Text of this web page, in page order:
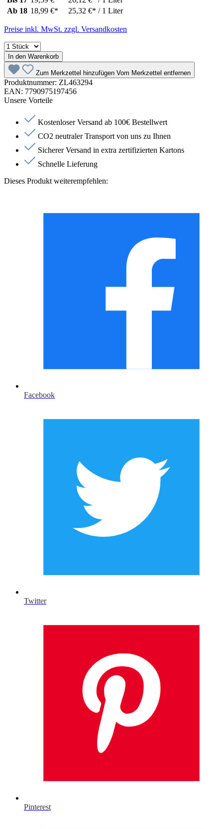
Ab 18 18,99 €* 25,32 €* / 1 Liter
Preise inkl. MwSt. zzgl. Versandkosten
In den Warenkorb
Zum Merkzettel hinzufügen Vom Merkzettel entfernen
Produktnummer: ZL463294
EAN: 7790975197456
Unsere Vorteile
Kostenloser Versand ab 100€ Bestellwert
CO2 neutraler Transport von uns zu Ihnen
Sicherer Versand in extra zertifizierten Kartons
Schnelle Lieferung
Dieses Produkt weiterempfehlen:
Facebook
Twitter
Pinterest